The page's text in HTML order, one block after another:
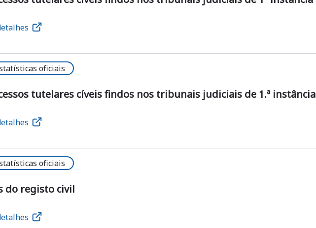
oficiais
tutelares cíveis findos nos tribunais judiciais de 1.ª instância
oficiais
do registo civil